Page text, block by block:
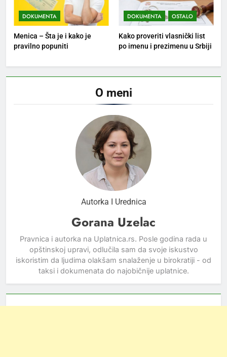
DOKUMENTA
Menica – Šta je i kako je
pravilno popuniti
DOKUMENTA OSTALO
Kako proveriti vlasnički list
po imenu i prezimenu u Srbiji
O meni
Autorka I Urednica
Gorana Uzelac
Pravnica i autorka na Uplatnica.rs. Posle godina rada u
opštinskoj upravi, odlučila sam da svoje iskustvo
iskoristim da ljudima olakšam snalaženje u birokratiji - od
taksi i dokumenata do najobičnije uplatnice.